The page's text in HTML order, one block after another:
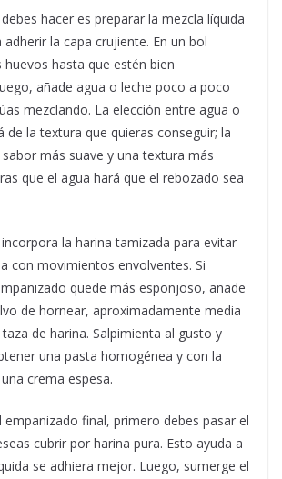
hacer es preparar la mezcla líquida
adherir la capa crujiente. En un bol
hasta que estén bien
añade agua o leche poco a poco
mezclando. La elección entre agua o
de la textura que quieras conseguir; la
más suave y una textura más
que el agua hará que el rebozado sea
la harina tamizada para evitar
con movimientos envolventes. Si
quede más esponjoso, añade
de hornear, aproximadamente media
de harina. Salpimienta al gusto y
una pasta homogénea y con la
crema espesa.
empanizado final, primero debes pasar el
cubrir por harina pura. Esto ayuda a
se adhiera mejor. Luego, sumerge el